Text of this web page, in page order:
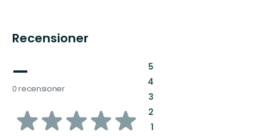
Recensioner
—
0 recensioner
av
5:
4:
3:
2:
1: